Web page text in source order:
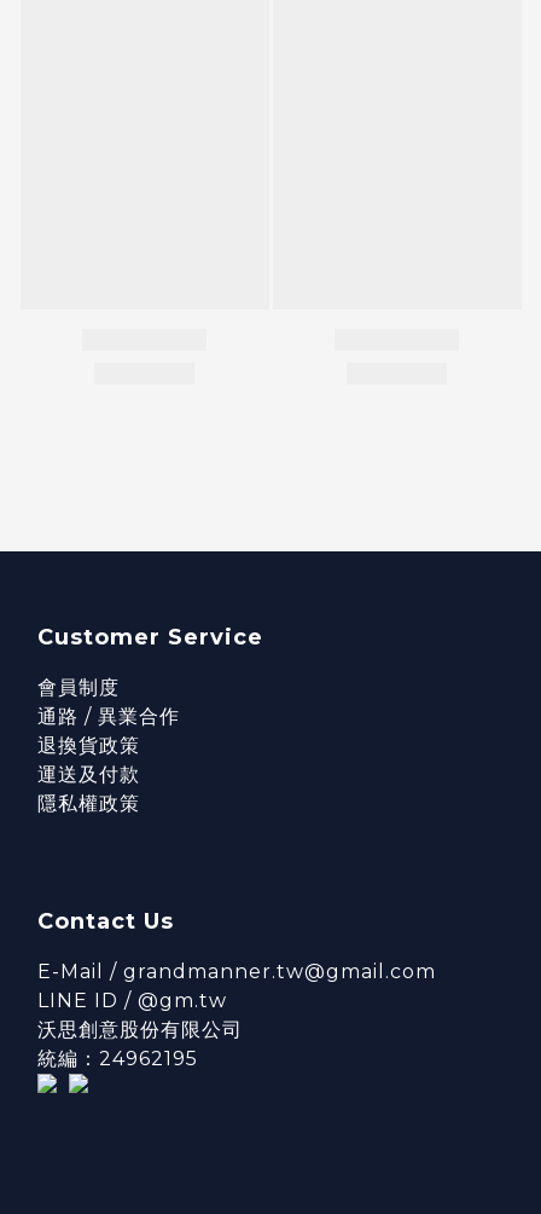
Customer Service
會員制度
通路 / 異業合作
退換貨政策
運送及付款
隱私權政策
Contact Us
E-Mail / grandmanner.tw@gmail.com
LINE ID / @gm.tw
沃思創意股份有限公司
統編：24962195